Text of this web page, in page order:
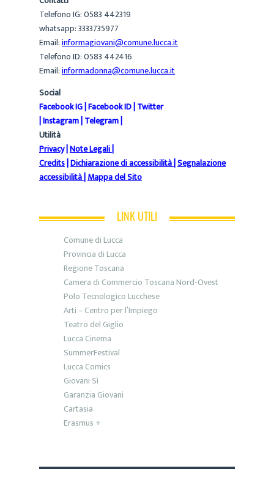
Telefono IG: 0583 442319
whatsapp: 3333735977
Email:informagiovani@comune.lucca.it
Telefono ID: 0583 442416
Email:informadonna@comune.lucca.it
Social
Facebook IG|Facebook ID|Twitter
|Instagram|Telegram|
Utilità
Privacy|Note Legali|
Credits|Dichiarazione di accessibilità|Segnalazione
accessibilità|Mappa del Sito
LINK UTILI
Comune di Lucca
Provincia di Lucca
Regione Toscana
Camera di Commercio Toscana Nord-Ovest
Polo Tecnologico Lucchese
Arti – Centro per l’Impiego
Teatro del Giglio
Lucca Cinema
SummerFestival
Lucca Comics
Giovani Sì
Garanzia Giovani
Cartasia
Erasmus +